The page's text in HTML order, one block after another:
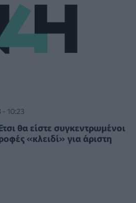
10:23
θα είστε συγκεντρωμένοι
«κλειδί» για άριστη